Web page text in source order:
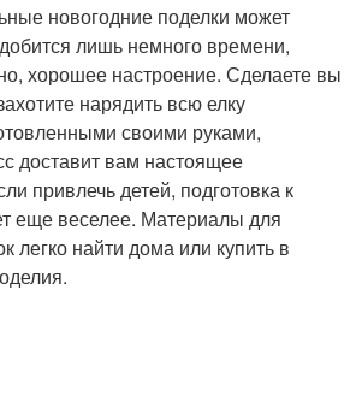
новогодние поделки может
лишь немного времени,
хорошее настроение. Сделаете вы
нарядить всю елку
своими руками,
доставит вам настоящее
привлечь детей, подготовка к
еще веселее. Материалы для
легко найти дома или купить в